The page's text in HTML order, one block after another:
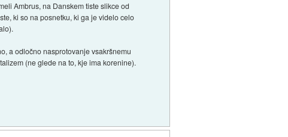
Ambrus, na Danskem tiste slikce od
ki so na posnetku, ki ga je videlo celo
a odločno nasprotovanje vsakršnemu
(ne glede na to, kje ima korenine).